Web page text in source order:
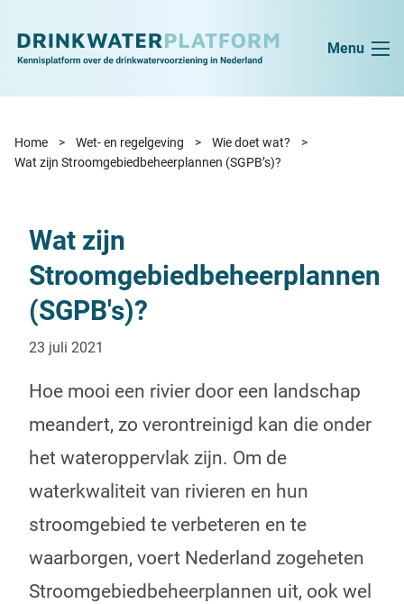
Menu
Home Wet- en regelgeving
Wie doet wat?
Wat zijn Stroomgebiedbeheerplannen (SGPB’s)?
Wat zijn
Stroomgebiedbeheerplannen
(SGPB's)?
23 juli 2021
Hoe mooi een rivier door een landschap
meandert, zo verontreinigd kan die onder
het wateroppervlak zijn. Om de
waterkwaliteit van rivieren en hun
stroomgebied te verbeteren en te
waarborgen, voert Nederland zogeheten
Stroomgebiedbeheerplannen uit, ook wel